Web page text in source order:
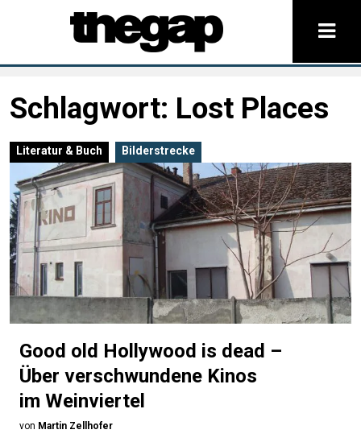
Schlagwort: Lost Places
Literatur & Buch Bilderstrecke
Good old Hollywood is dead –
Über verschwundene Kinos
im Weinviertel
von Martin Zellhofer